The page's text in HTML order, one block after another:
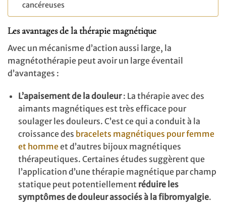
cancéreuses
Les avantages de la thérapie magnétique
Avec un mécanisme d’action aussi large, la
magnétothérapie peut avoir un large éventail
d’avantages :
L’apaisement de la douleur: La thérapie avec des
aimants magnétiques est très efficace pour
soulager les douleurs. C’est ce qui a conduit à la
croissance des bracelets magnétiques pour femme
et hommeet d’autres bijoux magnétiques
thérapeutiques. Certaines études suggèrent que
l’application d’une thérapie magnétique par champ
statique peut potentiellement réduire les
symptômes de douleur associés à la fibromyalgie.